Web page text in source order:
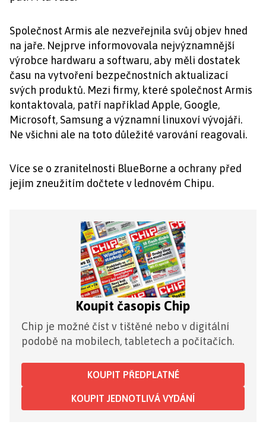
Společnost Armis ale nezveřejnila svůj objev hned
na jaře. Nejprve informovovala nejvýznamnější
výrobce hardwaru a softwaru, aby měli dostatek
času na vytvoření bezpečnostních aktualizací
svých produktů. Mezi firmy, které společnost Armis
kontaktovala, patří například Apple, Google,
Microsoft, Samsung a významní linuxoví vývojáři.
Ne všichni ale na toto důležité varování reagovali.
Více se o zranitelnosti BlueBorne a ochrany před
jejím zneužitím dočtete v lednovém Chipu.
Koupit časopis Chip
Chip je možné číst v tištěné nebo v digitální
podobě na mobilech, tabletech a počítačích.
KOUPIT PŘEDPLATNÉ
KOUPIT JEDNOTLIVÁ VYDÁNÍ